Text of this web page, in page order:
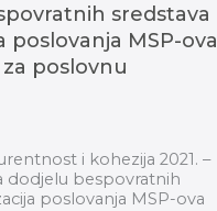
sredstava
poslovanja MSP-ova
poslovnu
i kohezija 2021. –
dodjelu bespovratnih
poslovanja MSP-ova